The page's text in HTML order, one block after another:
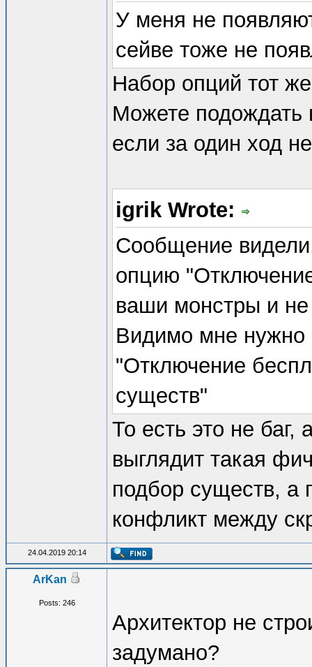
У меня не
сейве тоже не
Набор опций тот
Можете подождать
если за один ход
igrik Wrote:
Сообщение
опцию
ваши монстры и не
Видимо мне нужно
"Отключение
существ"
То есть это не
выглядит такая
подбор существ, а
конфликт между
24.04.2019 20:14
ArKan
Posts: 246
Архитектор не
задумано?